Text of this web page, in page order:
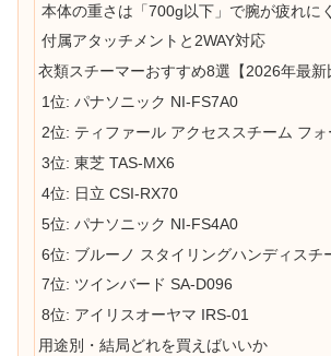
本体の重さは「700g以下」で腕が疲れに
付属アタッチメントと2WAY対応
衣類スチーマーおすすめ8選【2026年最新
1位: パナソニック NI-FS7A0
2位: ティファール アクセススチーム フ
3位: 東芝 TAS-MX6
4位: 日立 CSI-RX70
5位: パナソニック NI-FS4A0
6位: ブルーノ スタイリングハンディスチ
7位: ツインバード SA-D096
8位: アイリスオーヤマ IRS-01
用途別・結局どれを買えばいいか